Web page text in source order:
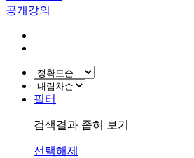
공개강의
필터
검색결과 좁혀 보기
선택해제